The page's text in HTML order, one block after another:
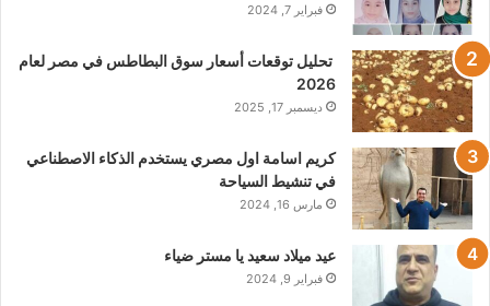
فبراير 7, 2024
تحليل توقعات أسعار سوق البطاطس في مصر لعام
2026
ديسمبر 17, 2025
كريم اسامة اول مصري يستخدم الذكاء الاصطناعي
في تنشيط السياحة
مارس 16, 2024
عيد ميلاد سعيد يا مستر ضياء
فبراير 9, 2024